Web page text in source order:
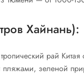
Хайнань):
рай Китая
зеленой